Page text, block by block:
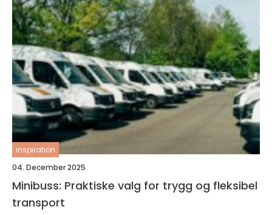
inspiration
04. December 2025
Minibuss: Praktiske valg for trygg og fleksibel
transport